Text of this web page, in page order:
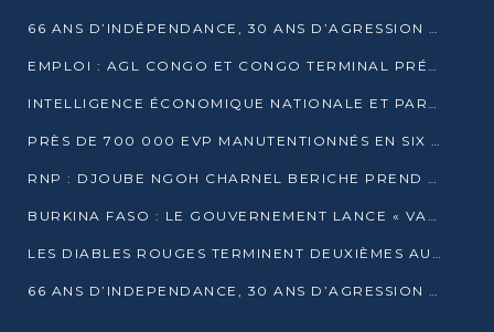
66 ANS D’INDÉPENDANCE, 30 ANS D’AGRESSION RWANDAISE : 4 PRÉSIDENCES, UN ÉCHEC COLLECTIF
EMPLOI : AGL CONGO ET CONGO TERMINAL PRÉSÉLECTIONNENT PLUS DE 70 JEUNES À POINTE-NOIRE
INTELLIGENCE ÉCONOMIQUE NATIONALE ET PARTENARIATS INTERNATIONAUX : VERS UNE DOCTRINE SOUVERAINE DE SÉCURITÉ ÉCONOMIQUE
PRÈS DE 700 000 EVP MANUTENTIONNÉS EN SIX MOIS PAR CONGO TERMINAL
RNP : DJOUBE NGOH CHARNEL BERICHE PREND LES RÊNES DU PARTI
BURKINA FASO : LE GOUVERNEMENT LANCE « VACANCES UTILES 2026 » POUR FORMER LES ÉLÈVES À 15 MÉTIERS
LES DIABLES ROUGES TERMINENT DEUXIÈMES AU CHAMPIONNAT D’AFRIQUE ZONE 3
66 ANS D’INDEPENDANCE, 30 ANS D’AGRESSION RWAN DAISE : 4 PRESIDENCES, UN ECHEC COLLECTIF